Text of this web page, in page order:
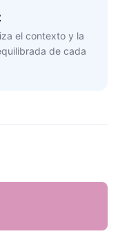
el contexto y la
de cada